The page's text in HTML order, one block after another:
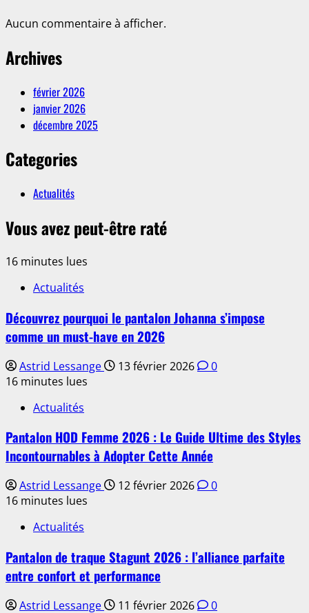
Aucun commentaire à afficher.
Archives
février 2026
janvier 2026
décembre 2025
Categories
Actualités
Vous avez peut-être raté
16 minutes lues
Actualités
Découvrez pourquoi le pantalon Johanna s’impose
comme un must-have en 2026
Astrid Lessange 13 février 2026
0
16 minutes lues
Actualités
Pantalon HOD Femme 2026 : Le Guide Ultime des Styles
Incontournables à Adopter Cette Année
Astrid Lessange 12 février 2026
0
16 minutes lues
Actualités
Pantalon de traque Stagunt 2026 : l’alliance parfaite
entre confort et performance
Astrid Lessange 11 février 2026
0